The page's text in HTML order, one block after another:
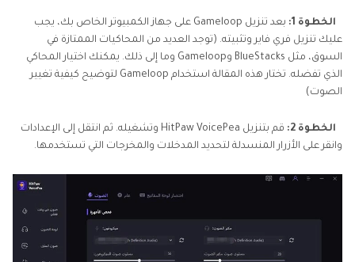
الخطوة 1:
بعد تنزيل Gameloop على جهاز الكمبيوتر الخاص بك، يجب
عليك تنزيل فري فاير وتثبيته. (توجد العديد من المحاكيات الممتازة في
السوق، مثل BlueStacks وGameloop وما إلى ذلك. يمكنك اختيار المحاكي
الذي تفضله. تختار هذه المقالة استخدام Gameloop لتوضيح كيفية تغيير
الصوت)
الخطوة 2:
قم بتنزيل HitPaw VoicePea وتشغيله. ثم انتقل إلى الإعدادات
وانقر على الأزرار المنسدلة لتحديد المدخلات والمخرجات التي تستخدمها.